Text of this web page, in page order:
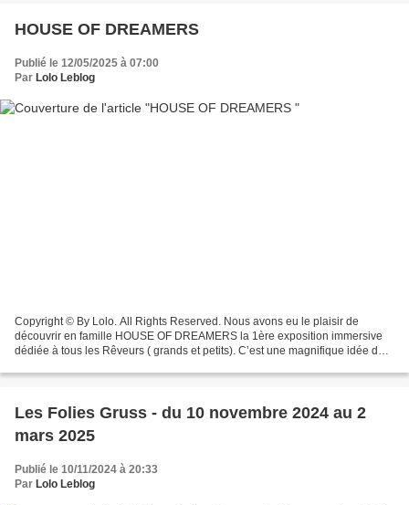
HOUSE OF DREAMERS
Publié le 12/05/2025 à 07:00
Par Lolo Leblog
Copyright © By Lolo. All Rights Reserved. Nous avons eu le plaisir de
découvrir en famille HOUSE OF DREAMERS la 1ère exposition immersive
dédiée à tous les Rêveurs ( grands et petits). C’est une magnifique idée de
Les Folies Gruss - du 10 novembre 2024 au 2
mars 2025
Publié le 10/11/2024 à 20:33
Par Lolo Leblog